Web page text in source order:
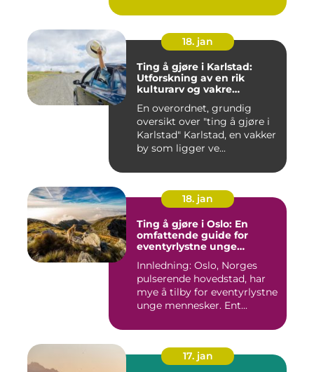
18. jan
Ting å gjøre i Karlstad:
Utforskning av en rik
kulturarv og vakre
En overordnet, grundig
oversikt over "ting å gjøre i
Karlstad" Karlstad, en vakker
by som ligger ve...
18. jan
Ting å gjøre i Oslo: En
omfattende guide for
eventyrlystne unge
Innledning: Oslo, Norges
pulserende hovedstad, har
mye å tilby for eventyrlystne
unge mennesker. Ent...
17. jan